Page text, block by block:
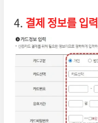
4. 결제 정보를 입력